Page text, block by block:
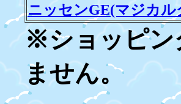
ニッセンGE(マジカル
※ショッピン
ません。